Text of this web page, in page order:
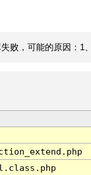
败，可能的原因：1